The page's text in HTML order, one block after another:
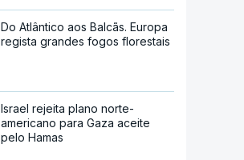
Do Atlântico aos Balcãs. Europa
regista grandes fogos florestais
Israel rejeita plano norte-
americano para Gaza aceite
pelo Hamas